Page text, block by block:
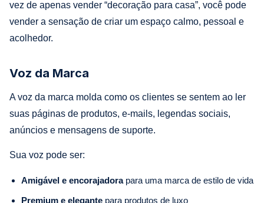
vez de apenas vender “decoração para casa”, você pode
vender a sensação de criar um espaço calmo, pessoal e
acolhedor.
Voz da Marca
A voz da marca molda como os clientes se sentem ao ler
suas páginas de produtos, e-mails, legendas sociais,
anúncios e mensagens de suporte.
Sua voz pode ser:
Amigável e encorajadorapara uma marca de estilo de vida
Premium e elegante para produtos de luxo